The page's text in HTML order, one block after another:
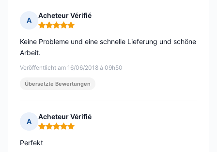
A
Acheteur Vérifié
Hinweis: 5 von 5
Veröffentlicht am 16/06/2018 à 09h50
Keine Probleme und eine schnelle Lieferung und schöne
Arbeit.
Übersetzte Bewertungen
A
Acheteur Vérifié
Hinweis: 5 von 5
Perfekt